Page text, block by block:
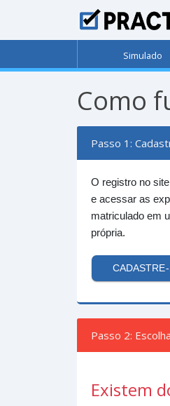
Simulado
Como
Passo 1:
O registro no
e acessar as
matriculado em
própria.
Passo 2:
Existem